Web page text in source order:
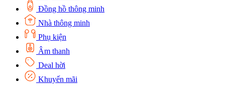
Đồng hồ thông minh
Nhà thông minh
Phụ kiện
Âm thanh
Deal hời
Khuyến mãi